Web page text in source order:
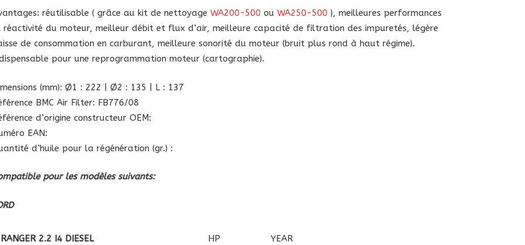
réutilisable ( grâce au kit de nettoyageWA200-500 ouWA250-500 ), meilleures performances
réactivité du moteur, meilleur débit et flux d’air, meilleure capacité de filtration des impuretés, légère
de consommation en carburant, meilleure sonorité du moteur (bruit plus rond à haut régime).
pour une reprogrammation moteur (cartographie).
(mm): Ø1 : 222 | Ø2 : 135 | L : 137
BMC Air Filter: FB776/08
d’origine constructeur OEM:
EAN:
d’huile pour la régénération (gr.) :
pour les modèles suivants:
RANGER 2.2 I4 DIESEL
HP
YEAR